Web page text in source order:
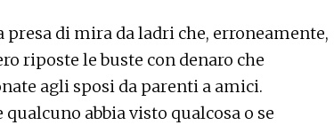
presa di mira da ladri che, erroneamente,
riposte le buste con denaro che
agli sposi da parenti a amici.
abbia visto qualcosa o se